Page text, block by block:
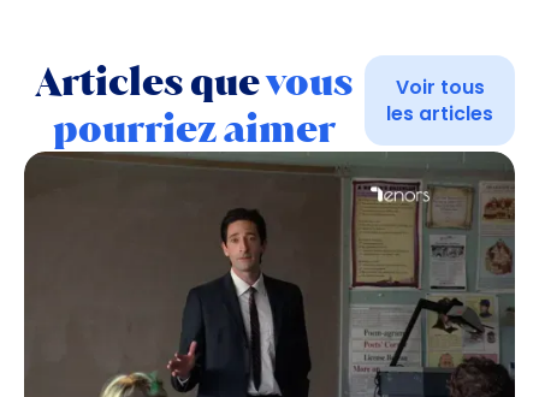
Articles quevous
pourriez aimer
Voir tous
les articles